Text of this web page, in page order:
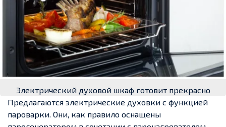
Электрический духовой шкаф готовит прекрасно
Предлагаются электрические духовки с функцией
пароварки. Они, как правило оснащены